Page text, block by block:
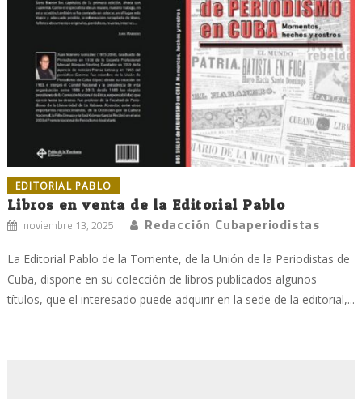
EDITORIAL PABLO
Libros en venta de la Editorial Pablo
noviembre 13, 2025 Redacción Cubaperiodistas
La Editorial Pablo de la Torriente, de la Unión de la Periodistas de
Cuba, dispone en su colección de libros publicados algunos
títulos, que el interesado puede adquirir en la sede de la editorial,...